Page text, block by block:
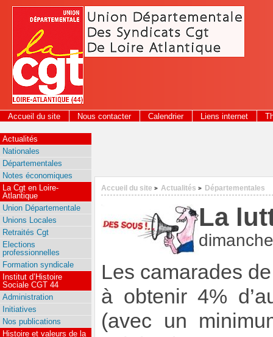
Panneau de gestion des cookies
Accueil du site Nous contacter Calendrier Liens internet
2026
Accueil du site > Actualités > Départementales
La
Les camarades
à obtenir 4%
(avec un
Actualités
Nationales
Départementales
Notes économiques
La Cgt en Loire-
Atlantique
Union Départementale
Unions Locales
Retraités Cgt
Elections
professionnelles
Formation syndicale
Institut d’Histoire
Sociale CGT 44
Administration
Initiatives
Nos publications
Histoire et valeurs de la